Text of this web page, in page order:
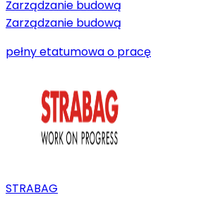
Zarządzanie budową
Zarządzanie budową
pełny etatumowa o pracę
STRABAG